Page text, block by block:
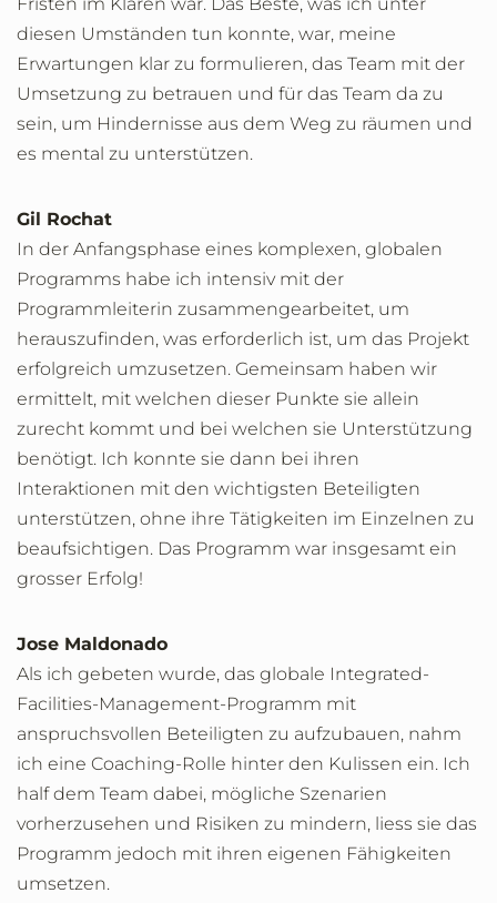
diesen Umständen tun konnte, war, meine
Erwartungen klar zu formulieren, das Team mit der
Umsetzung zu betrauen und für das Team da zu
sein, um Hindernisse aus dem Weg zu räumen und
es mental zu unterstützen.
Gil Rochat
In der Anfangsphase eines komplexen, globalen
Programms habe ich intensiv mit der
Programmleiterin zusammengearbeitet, um
herauszufinden, was erforderlich ist, um das Projekt
erfolgreich umzusetzen. Gemeinsam haben wir
ermittelt, mit welchen dieser Punkte sie allein
zurecht kommt und bei welchen sie Unterstützung
benötigt. Ich konnte sie dann bei ihren
Interaktionen mit den wichtigsten Beteiligten
unterstützen, ohne ihre Tätigkeiten im Einzelnen zu
beaufsichtigen. Das Programm war insgesamt ein
grosser Erfolg!
Jose Maldonado
Als ich gebeten wurde, das globale Integrated-
Facilities-Management-Programm mit
anspruchsvollen Beteiligten zu aufzubauen, nahm
ich eine Coaching-Rolle hinter den Kulissen ein. Ich
half dem Team dabei, mögliche Szenarien
vorherzusehen und Risiken zu mindern, liess sie das
Programm jedoch mit ihren eigenen Fähigkeiten
umsetzen.